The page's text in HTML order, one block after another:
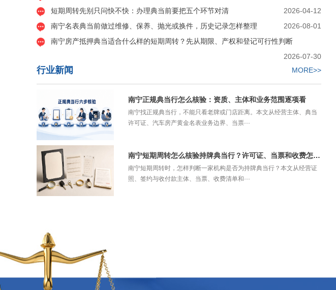
短期周转先别只问快不快：办理典当前要把五个环节对清
2026-04-12
南宁名表典当前做过维修、保养、抛光或换件，历史记录怎样整理
2026-08-01
南宁房产抵押典当适合什么样的短期周转？先从期限、产权和登记可行性判断
2026-07-30
行业新闻 MORE>>
南宁正规典当行怎么核验：资质、主体和业务范围逐项看
南宁找正规典当行，不能只看老牌或门店距离。本文从经营主体、典当
许可证、汽车房产黄金名表业务边界、当票···
南宁短期周转怎么核验持牌典当行？许可证、当票和收费怎么看
南宁短期周转时，怎样判断一家机构是否为持牌典当行？本文从经营证
照、签约与收付款主体、当票、收费清单和···